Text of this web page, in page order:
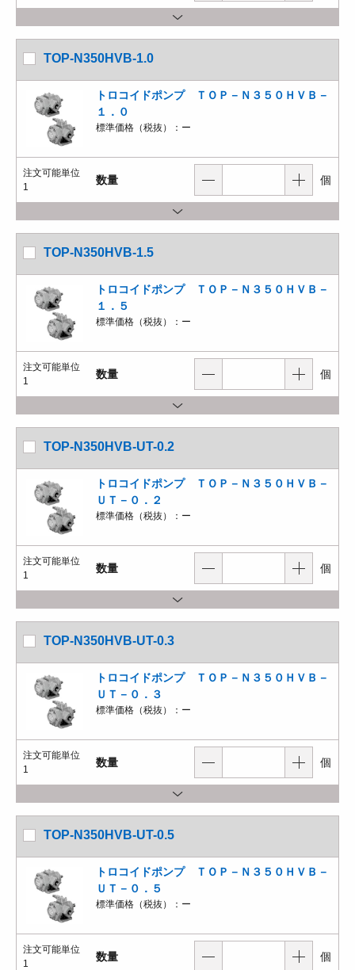
TOP-N350HVB-1.0
トロコイドポンプ ＴＯＰ－Ｎ３５０ＨＶＢ－
１．０
標準価格（税抜）： ー
注文可能単位
1
数量 個
TOP-N350HVB-1.5
トロコイドポンプ ＴＯＰ－Ｎ３５０ＨＶＢ－
１．５
標準価格（税抜）： ー
注文可能単位
1
数量 個
TOP-N350HVB-UT-0.2
トロコイドポンプ ＴＯＰ－Ｎ３５０ＨＶＢ－
ＵＴ－０．２
標準価格（税抜）： ー
注文可能単位
1
数量 個
TOP-N350HVB-UT-0.3
トロコイドポンプ ＴＯＰ－Ｎ３５０ＨＶＢ－
ＵＴ－０．３
標準価格（税抜）： ー
注文可能単位
1
数量 個
TOP-N350HVB-UT-0.5
トロコイドポンプ ＴＯＰ－Ｎ３５０ＨＶＢ－
ＵＴ－０．５
標準価格（税抜）： ー
注文可能単位
1
数量 個